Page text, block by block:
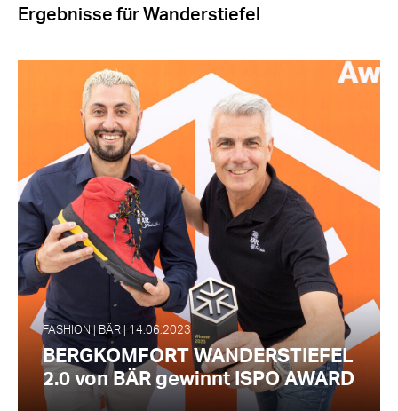
Ergebnisse für Wanderstiefel
FASHION | BÄR | 14.06.2023
BERGKOMFORT WANDERSTIEFEL
2.0 von BÄR gewinnt ISPO AWARD